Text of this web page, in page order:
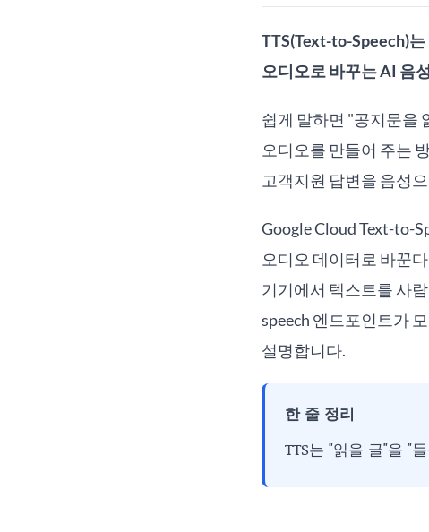
TTS(Text-to-Speech)는
오디오로 바꾸는 AI 음
쉽게 말하면 "공지문을
오디오를 만들어 주는
고객지원 답변을 음성
Google Cloud Text-to-
오디오 데이터로 바꾼
기기에서 텍스트를 사
speech 엔드포인트가
설명합니다.
한 줄 정리
TTS는 "읽을 글"을 "